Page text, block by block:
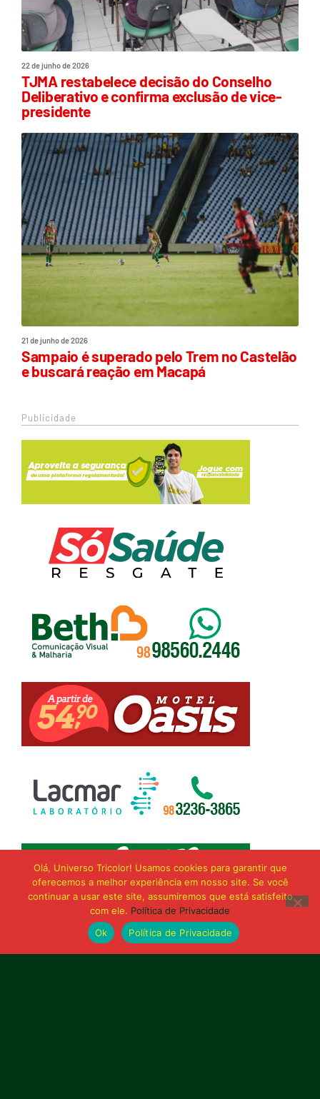
22 de junho de 2026
TJMA restabelece decisão do Conselho
Deliberativo e confirma exclusão de vice-
presidente
21 de junho de 2026
Sampaio é superado pelo Trem no Castelão
e buscará reação em Macapá
Publicidade
Olá, Universo Tricolor! Usamos cookies para garantir que
oferecemos a melhor experiência em nosso site. Se você
continuar a usar este site, assumiremos que está satisfeito
com ele. Política de Privacidade
Ok
Política de Privacidade